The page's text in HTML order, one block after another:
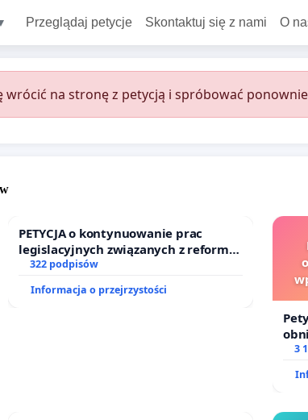
Przeglądaj petycje Skontaktuj się z nami O
na stronę z petycją i spróbować
PETYCJA o kontynuowanie prac
legislacyjnych związanych z reformą
prawa rodzinnego
322 podpisów
Informacja o przejrzystości
3